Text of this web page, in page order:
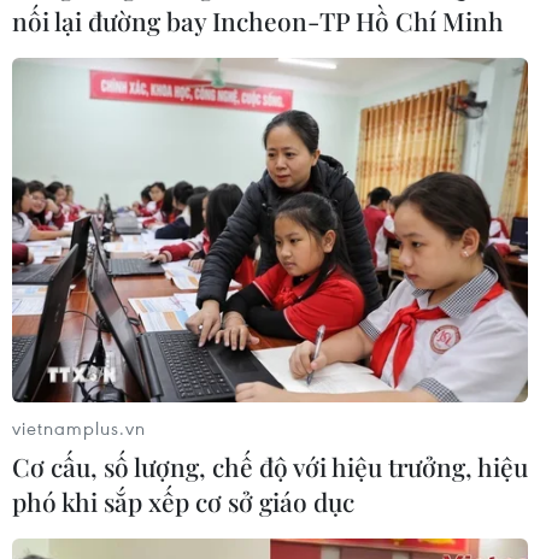
nối lại đường bay Incheon-TP Hồ Chí Minh
vietnamplus.vn
Cơ cấu, số lượng, chế độ với hiệu trưởng, hiệu
phó khi sắp xếp cơ sở giáo dục